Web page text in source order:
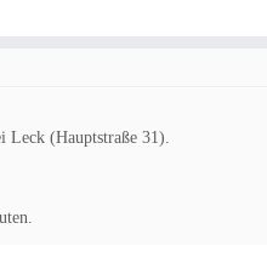
Leck (Hauptstraße 31).